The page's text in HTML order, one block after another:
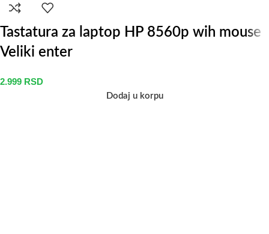
Tastatura za laptop HP 8560p wih mouse
Veliki enter
2.999 RSD
Dodaj u korpu